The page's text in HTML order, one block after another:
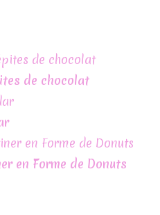
de chocolat
en Forme de Donuts